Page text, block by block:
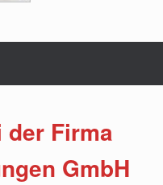
Firma
GmbH